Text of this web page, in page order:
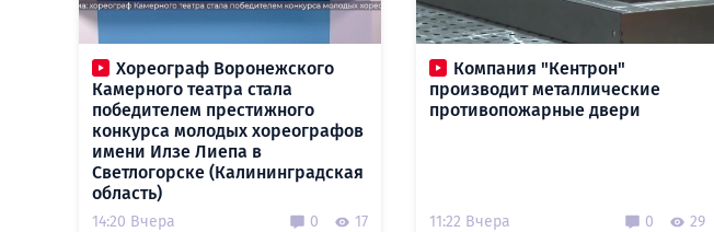
Хореограф Воронежского
Камерного театра стала
победителем престижного
конкурса молодых хореографов
имени Илзе Лиепа в
Светлогорске (Калининградская
область)
14:20 Вчера 0 17
Компания "Кентрон"
производит металлические
противопожарные двери
11:22 Вчера 0 29